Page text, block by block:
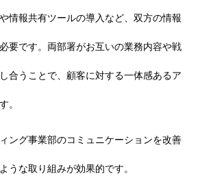
情報共有ツールの導入など、双方の情報
要です。両部署がお互いの業務内容や戦
合うことで、顧客に対する一体感あるア
。
ング事業部のコミュニケーションを改善
うな取り組みが効果的です。